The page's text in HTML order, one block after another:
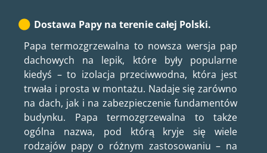
Dostawa Papy na terenie całej Polski.
Papa termozgrzewalna to nowsza wersja pap
dachowych na lepik, które były popularne
kiedyś – to izolacja przeciwwodna, która jest
trwała i prosta w montażu. Nadaje się zarówno
na dach, jak i na zabezpieczenie fundamentów
budynku. Papa termozgrzewalna to także
ogólna nazwa, pod którą kryje się wiele
rodzajów papy o różnym zastosowaniu – na